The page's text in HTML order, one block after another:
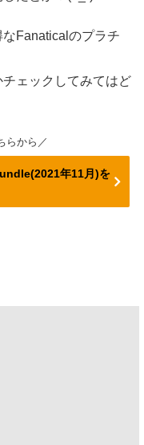
Fanaticalのプラチ
ェックしてみてはど
らから／
年11月)を